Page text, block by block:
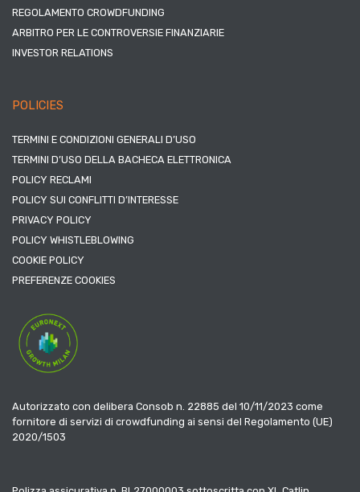
REGOLAMENTO CROWDFUNDING
ARBITRO PER LE CONTROVERSIE FINANZIARIE
INVESTOR RELATIONS
POLICIES
TERMINI E CONDIZIONI GENERALI D’USO
TERMINI D’USO DELLA BACHECA ELETTRONICA
POLICY RECLAMI
POLICY SUI CONFLITTI D’INTERESSE
PRIVACY POLICY
POLICY WHISTLEBLOWING
COOKIE POLICY
PREFERENZE COOKIES
Autorizzato con delibera Consob n. 22885 del 10/11/2023 come
fornitore di servizi di crowdfunding ai sensi del Regolamento (UE)
2020/1503